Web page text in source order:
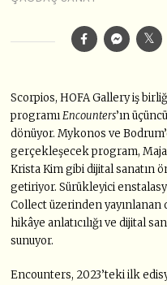
Scorpios, HOFA Gallery iş
programıEncounters’ın
dönüyor. Mykonos ve
gerçekleşecek program,
Krista Kim gibi dijital sanatın
getiriyor. Sürükleyici
Collect üzerinden
hikâye anlatıcılığı ve dijital
sunuyor.
Encounters, 2023’teki ilk